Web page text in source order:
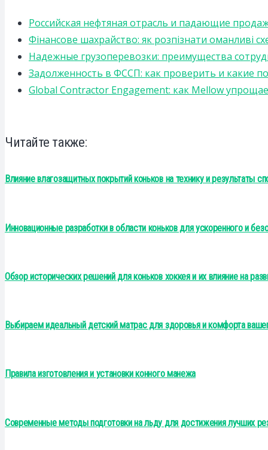
Российская нефтяная отрасль и падающие
Фінансове шахрайство: як розпізнати оманливі
Надежные грузоперевозки: преимущества
Задолженность в ФССП: как проверить и какие
Global Contractor Engagement: как Mellow
Читайте также:
Влияние влагозащитных покрытий коньков на технику и результаты
Инновационные разработки в области коньков для ускоренного и
Обзор исторических решений для коньков хоккея и их влияние на
Выбираем идеальный детский матрас для здоровья и комфорта
Правила изготовления и установки конного манежа
Современные методы подготовки на льду для достижения лучших